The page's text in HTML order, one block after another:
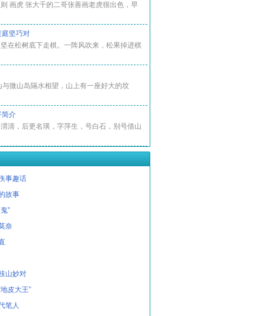
画虎 张大千的二哥张善画老虎很出色，早
庭坚巧对
在松树底下走棋。一阵风吹来，松果掉进棋
与微山岛隔水相望，山上有一座好大的坟
简介
清，后更名璜，字萍生，号白石，别号借山
事趣话
故事
”
奈
山妙对
皮大王”
笔人